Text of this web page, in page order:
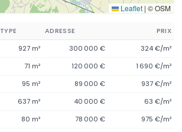
TYPE ADRESSE
PRIX
927 m² 300 000 €
324 €/m²
71 m² 120 000 €
1 690 €/m²
95 m² 89 000 €
937 €/m²
637 m² 40 000 €
63 €/m²
80 m² 78 000 €
975 €/m²
Leaflet | © OSM